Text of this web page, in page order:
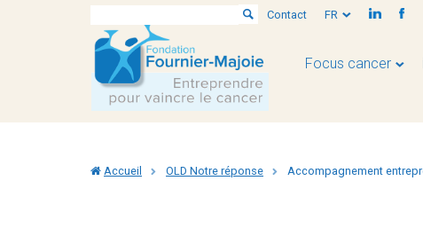
Focus cancer
Contact FR
Accueil OLD Notre réponse Accompagnement